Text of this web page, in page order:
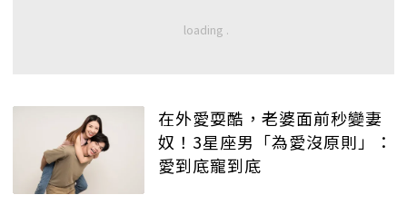
在外愛耍酷，老婆面前秒變妻
奴！3星座男「為愛沒原則」：
愛到底寵到底